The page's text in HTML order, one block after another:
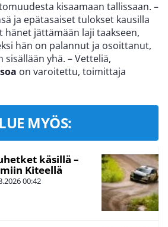
kisaamaan tallissaan. –
ja epätasaiset tulokset kausilla
hänet jättämään laji taakseen,
hän on palannut ja osoittanut,
yhä. – Vetteliä,
on varoitettu, toimittaja
LUE MYÖS:
käsillä –
Kiteellä
00:42